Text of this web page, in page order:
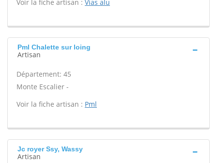
Voir la fiche artisan : Vias alu
Pml Chalette sur loing
Artisan
Département: 45
Monte Escalier -
Voir la fiche artisan : Pml
Jc royer Ssy, Wassy
Artisan